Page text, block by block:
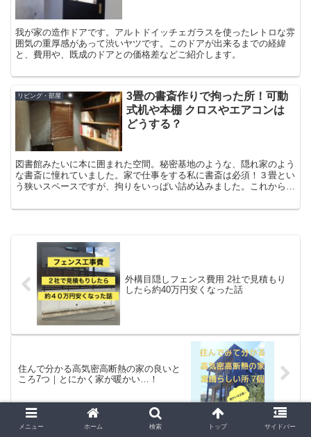
我が家の造作ドアです。アルトドイッチェガラスを使ったレトロな雰
囲気の重厚感があって渋いヤツです。このドアが出来るまでの経緯
と、費用や、既成のドアとの価格差などご紹介します。
リビング・部屋
3畳の書斎作りで拘った所！可動
式机や本棚 クロスやエアコンは
どうする？
図書館みたいに本に囲まれた空間。秘密基地のような、隠れ家のよう
な書斎に憧れていました。家で仕事をする私に書斎は必須！３畳とい
う狭いスペースですが、拘りをいっぱい詰め込みました。これからリ
るかもです。
外構目隠しフェンス費用 2社で見積もり
したら約40万円安くなった話
住んで分かる高気密高断熱の家の良いと
ころ7つ｜とにかく家が暖かい…！
メニュー ホーム 検索 トップ サイドバー